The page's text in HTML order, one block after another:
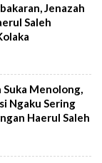
Jenazah
Saleh
Suka Menolong,
Ngaku Sering
Haerul Saleh